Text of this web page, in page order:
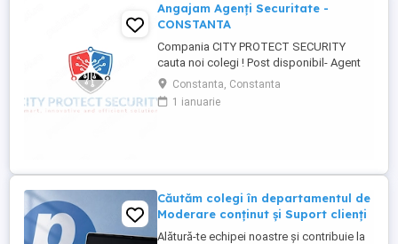
Angajam Agenți Securitate -
CONSTANTA
Compania CITY PROTECT SECURITY
cauta noi colegi ! Post disponibil- Agent
de securitate: - KAUFLAND MARITIMO -
Bulevardul Aurel Vlaicu 218, 900380
Constanța - KAUFLAND NAVODARI -
Constanta, Constanta
1 ianuarie
Căutăm colegi în departamentul de
Moderare conținut și Suport clienți
Alătură-te echipei noastre și contribuie la